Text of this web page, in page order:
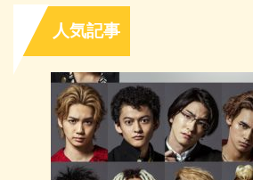
人気記事